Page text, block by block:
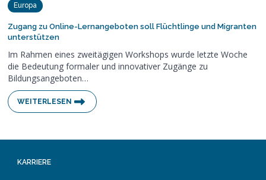
Europa
Zugang zu Online-Lernangeboten soll Flüchtlinge und Migranten
unterstützen
Im Rahmen eines zweitägigen Workshops wurde letzte Woche
die Bedeutung formaler und innovativer Zugänge zu
Bildungsangeboten…
WEITERLESEN
KARRIERE